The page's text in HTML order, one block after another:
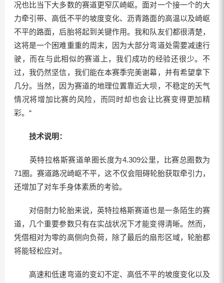
况也比当下大多数的赛道更窄仄崎岖。面对一个接一个的大
力牵引带、高低不平的坡度变化、沥青路面的高温以及崎岖
不平的路面，后胎将起到关键作用。我和队友们都很清楚，
这将是一个困难重重的周末，因为大部分弯道处需要减速行
驶，而在与此相似的赛道上，我们成功的经验还很少。不
过，我仍然坚信，我们能在本赛季完美谢幕，并有希望拿下
几分。当然，因为赛道的地理位置靠近大坝，不稳定的天气
情况将增加比赛的风险，而同时却也会让比赛变得更加精
彩。“
技术说明：
英特拉格斯赛道单圈长度为4.309公里，比赛总圈数为
71圈。赛道路况崎岖不平，这不仅会阻碍轮胎获取牵引力，
还增加了对车手身体素质的考验。
对倍耐力轮胎来说，英特拉格斯赛道也是一条陌生的赛
道，几个重要参数只有在实战状况下才能变得清晰。然而，
凭借相对为零的高侧向负荷，除了最后的扇形区域，轮胎都
将能轻松应对。
高速和低速弯道的变幻不定、高低不平的坡度变化以及